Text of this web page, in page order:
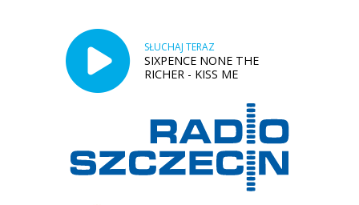
SŁUCHAJ TERAZ
SIXPENCE NONE THE
RICHER - KISS ME